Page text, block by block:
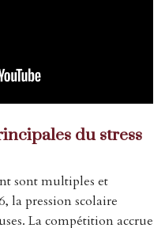
du stress
sont multiples et
la pression scolaire
La compétition accrue